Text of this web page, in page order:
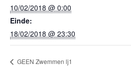
10/02/2018 @ 0:00
Einde:
18/02/2018 @ 23:30
GEEN Zwemmen lj1